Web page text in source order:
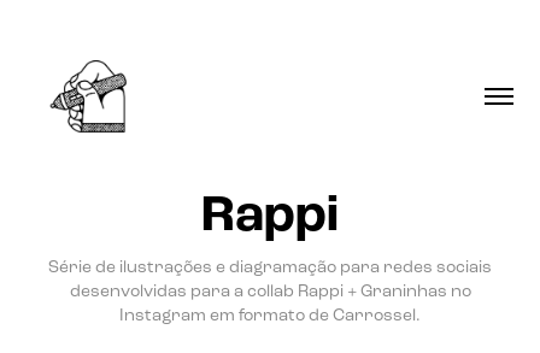
Rappi
Série de ilustrações e diagramação para redes sociais
desenvolvidas para a collab Rappi + Graninhas no
Instagram em formato de Carrossel.